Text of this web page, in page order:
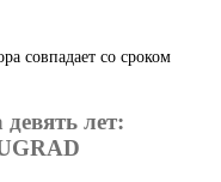
совпадает со сроком
лет: